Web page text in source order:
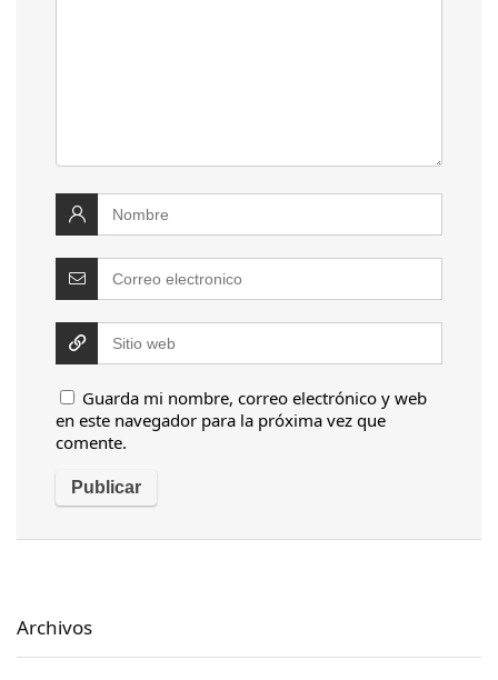
Guarda mi nombre, correo electrónico y web
en este navegador para la próxima vez que
comente.
Archivos